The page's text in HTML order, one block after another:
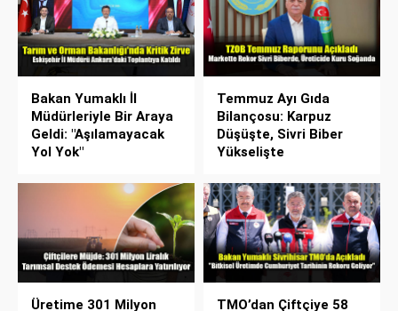
Bakan Yumaklı İl
Müdürleriyle Bir Araya
Geldi: "Aşılamayacak
Yol Yok"
Temmuz Ayı Gıda
Bilançosu: Karpuz
Düşüşte, Sivri Biber
Yükselişte
Üretime 301 Milyon TMO’dan Çiftçiye 58